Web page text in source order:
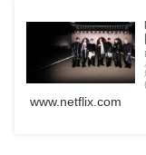
www.netflix.com